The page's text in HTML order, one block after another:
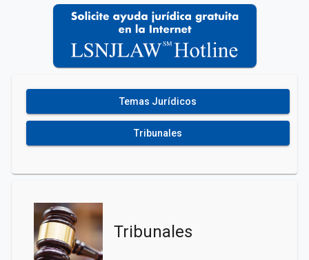
Temas Jurídicos
Tribunales
Tribunales